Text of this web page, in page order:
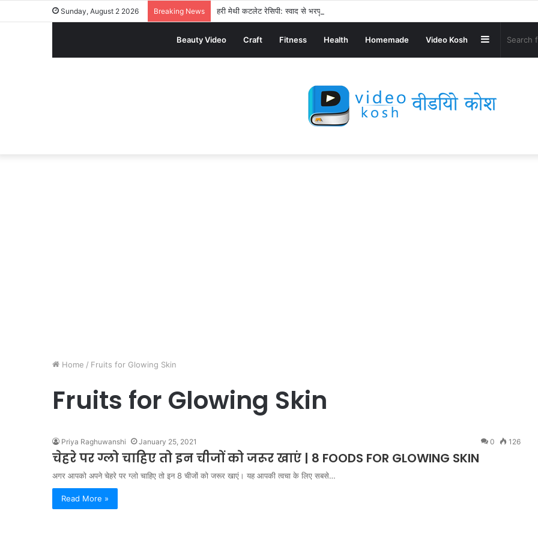
Sunday, August 2 2026 Breaking News हरी मेथी कटलेट रेसिपी: स्वाद से भरपूर और स्वस्थ नाश्ता बनाएं!
Beauty Video Craft Fitness Health Homemade Video Kosh Sidebar
Home / Fruits for Glowing Skin
Fruits for Glowing Skin
Priya Raghuwanshi January 25, 2021 0 126
चेहरे पर ग्लो चाहिए तो इन चीजों को जरूर खाएं | 8 FOODS FOR GLOWING SKIN
अगर आपको अपने चेहरे पर ग्लो चाहिए तो इन 8 चीजों को जरूर खाएं। यह आपकी त्वचा के लिए सबसे…
Read More »